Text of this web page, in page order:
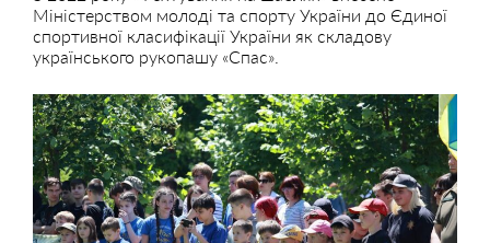
Міністерством молоді та спорту України до Єдиної
спортивної класифікації України як складову
українського рукопашу «Спас».